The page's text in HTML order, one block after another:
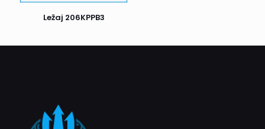
novom terminu dostave. Ukoliko ni drugi pokušaj nije
uspešan, pošiljka se vraća nama. Nakon toga, biće naš
Ležaj 206KPPB3